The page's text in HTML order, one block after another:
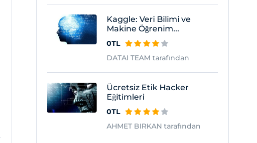
Kaggle: Veri Bilimi ve
Makine Öğrenim...
0TL
DATAI TEAM tarafından
Ücretsiz Etik Hacker
Eğitimleri
0TL
AHMET BIRKAN tarafından